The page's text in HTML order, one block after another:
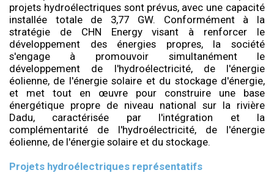
projets hydroélectriques sont prévus, avec une capacité
installée totale de 3,77 GW. Conformément à la
stratégie de CHN Energy visant à renforcer le
développement des énergies propres, la société
s'engage à promouvoir simultanément le
développement de l'hydroélectricité, de l'énergie
éolienne, de l'énergie solaire et du stockage d'énergie,
et met tout en œuvre pour construire une base
énergétique propre de niveau national sur la rivière
Dadu, caractérisée par l'intégration et la
complémentarité de l'hydroélectricité, de l'énergie
éolienne, de l'énergie solaire et du stockage.
Projets hydroélectriques représentatifs